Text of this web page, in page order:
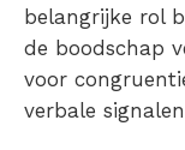
belangrijke rol
de boodschap
voor
verbale